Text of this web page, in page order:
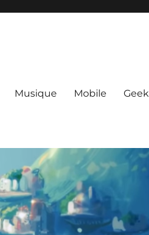
Musique Mobile Geek